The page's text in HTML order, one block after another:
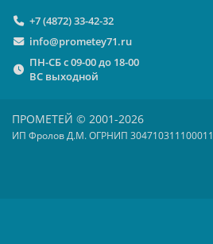
+7 (4872) 33-42-32
info@prometey71.ru
ПН-СБ с 09-00 до 18-00
ВС выходной
ПРОМЕТЕЙ © 2001-2026
ИП Фролов Д.М. ОГРНИП 304710311100011